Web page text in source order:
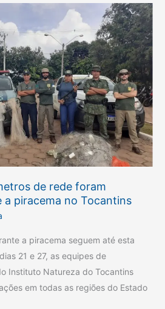
de rede foram
a piracema no Tocantins
a piracema seguem até esta
21 e 27, as equipes de
Instituto Natureza do Tocantins
em todas as regiões do Estado